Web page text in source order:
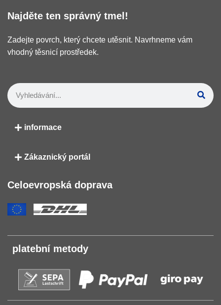
Najděte ten správný tmel!
Zadejte povrch, který chcete utěsnit. Navrhneme vám
vhodný těsnicí prostředek.
informace
Zákaznický portál
Celoevropská doprava
platební metody